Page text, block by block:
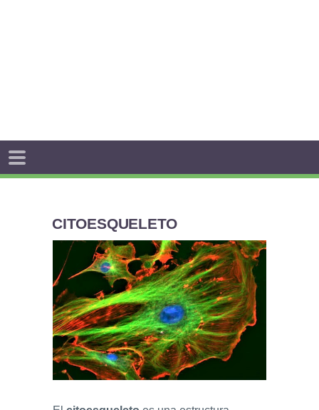
CITOESQUELETO